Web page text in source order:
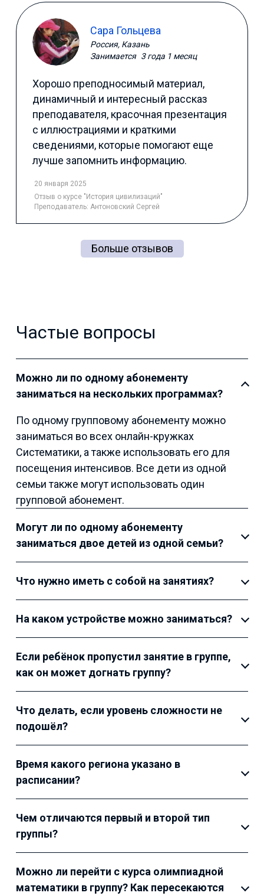
Сара Гольцева
Россия, Казань
Занимается 3 года 1 месяц
Хорошо преподносимый материал,
динамичный и интересный рассказ
преподавателя, красочная презентация
с иллюстрациями и краткими
сведениями, которые помогают еще
лучше запомнить информацию.
20 января 2025
Отзыв о курсе "История цивилизаций"
Преподаватель: Антоновский Сергей
Больше отзывов
Частые вопросы
Можно ли по одному абонементу
заниматься на нескольких программах?
По одному групповому абонементу можно
заниматься во всех онлайн-кружках
Систематики, а также использовать его для
посещения интенсивов. Все дети из одной
семьи также могут использовать один
групповой абонемент.
Могут ли по одному абонементу
заниматься двое детей из одной семьи?
Что нужно иметь с собой на занятиях?
На каком устройстве можно заниматься?
Если ребёнок пропустил занятие в группе,
как он может догнать группу?
Что делать, если уровень сложности не
подошёл?
Время какого региона указано в
расписании?
Чем отличаются первый и второй тип
группы?
Можно ли перейти с курса олимпиадной
математики в группу? Как пересекаются